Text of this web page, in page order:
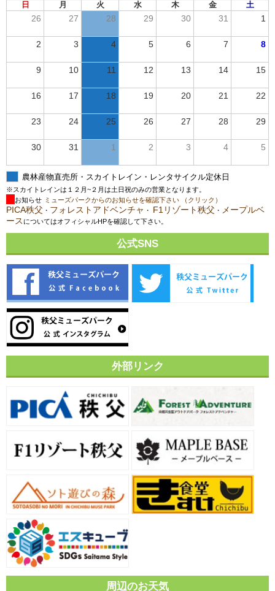
日 月 火 水 木 金 土
26 27 28 29 30 31 1
2 3 4 5 6 7 8
9 10 11 12 13 14 15
16 17 18 19 20 21 22
23 24 25 26 27 28 29
30 31 1 2 3 4 5
農林産物直売所・スカイトレイン・レンタサイクル定休日
※スカイトレインは１２月~２月は土日祝のみの営業となります。
お知らせ ミューズパークからのお知らせを確認下さい （クリック）
PICA秩父 ・ フォレストアドベンチャ ・ F1リゾート秩父 ・ メープルベ
ース についてはオフィシャルHPを確認して下さい。
公式SNS
外部リンク
周辺のお天気